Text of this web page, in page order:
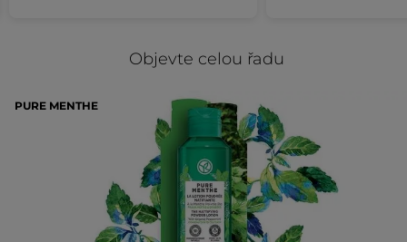
Objevte celou řadu
PURE MENTHE